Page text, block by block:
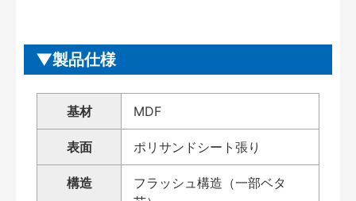
製品仕様
基材 MDF
表面 ポリサンドシート張り
構造
フラッシュ構造（一部ベタ